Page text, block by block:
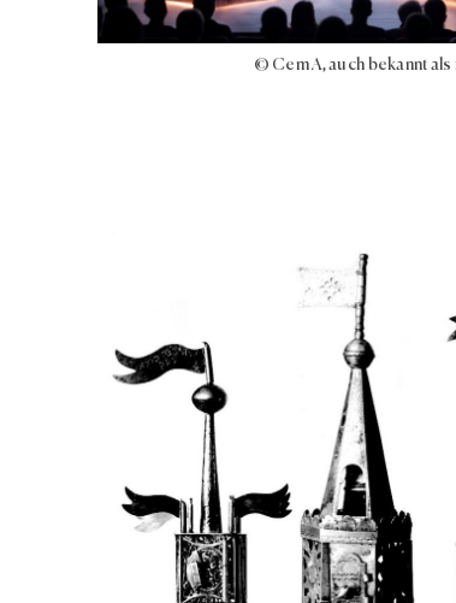
© Cem A, auch bekannt